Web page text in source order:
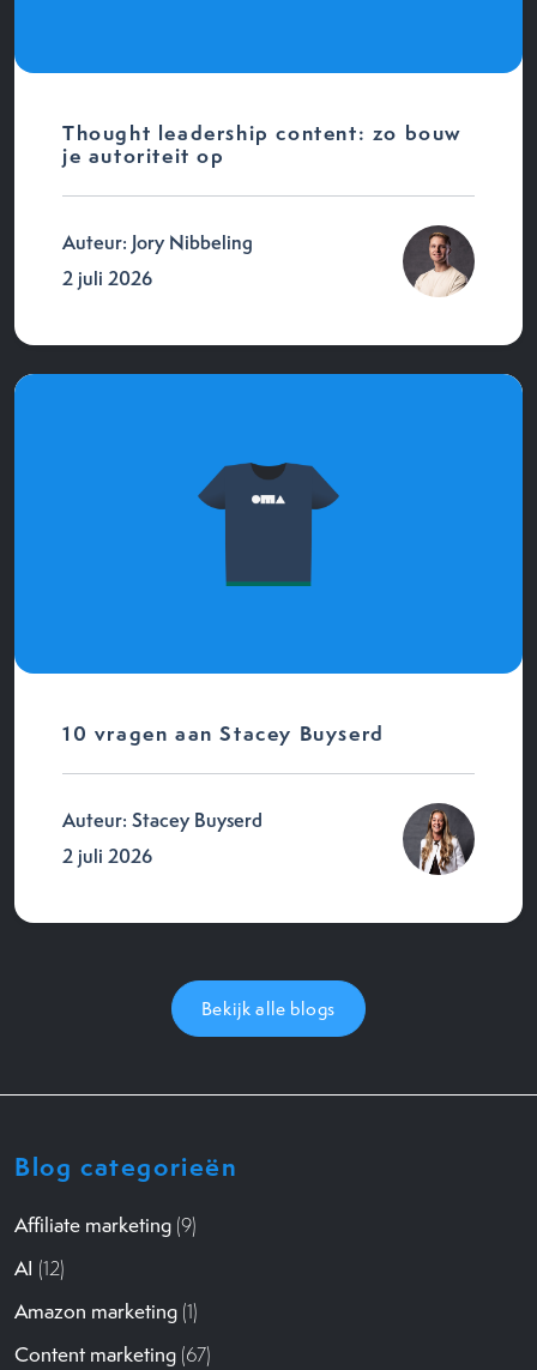
Thought leadership content: zo bouw
je autoriteit op
Auteur: Jory Nibbeling
2 juli 2026
10 vragen aan Stacey Buyserd
Auteur: Stacey Buyserd
2 juli 2026
Bekijk alle blogs
Blog categorieën
Affiliate marketing (9)
AI (12)
Amazon marketing (1)
Content marketing (67)